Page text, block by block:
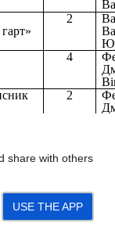
share with others
USE THE APP
2
4
2